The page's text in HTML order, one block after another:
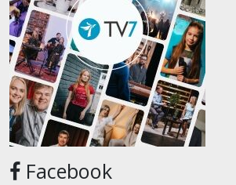
Facebook